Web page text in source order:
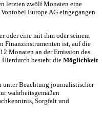
letzten zwölf Monaten eine
Europe AG eingegangen
oder eine mit ihm oder seinem
Finanzinstrumenten ist, auf die
Monaten an der Emission des
besteht die Möglichkeit
unter Beachtung journalistischer
wahrheitsgemäßen
Sorgfalt und